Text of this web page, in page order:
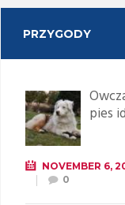
PRZYGODY
pies
NOVEMBER 6,
0